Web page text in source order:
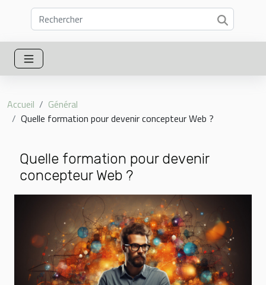
Accueil
Général
Quelle formation pour devenir concepteur Web ?
Quelle formation pour devenir
concepteur Web ?